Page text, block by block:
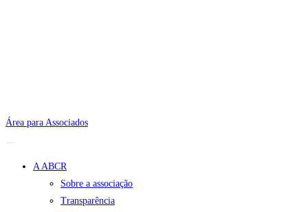
Área para Associados
A ABCR
Sobre a associação
Transparência